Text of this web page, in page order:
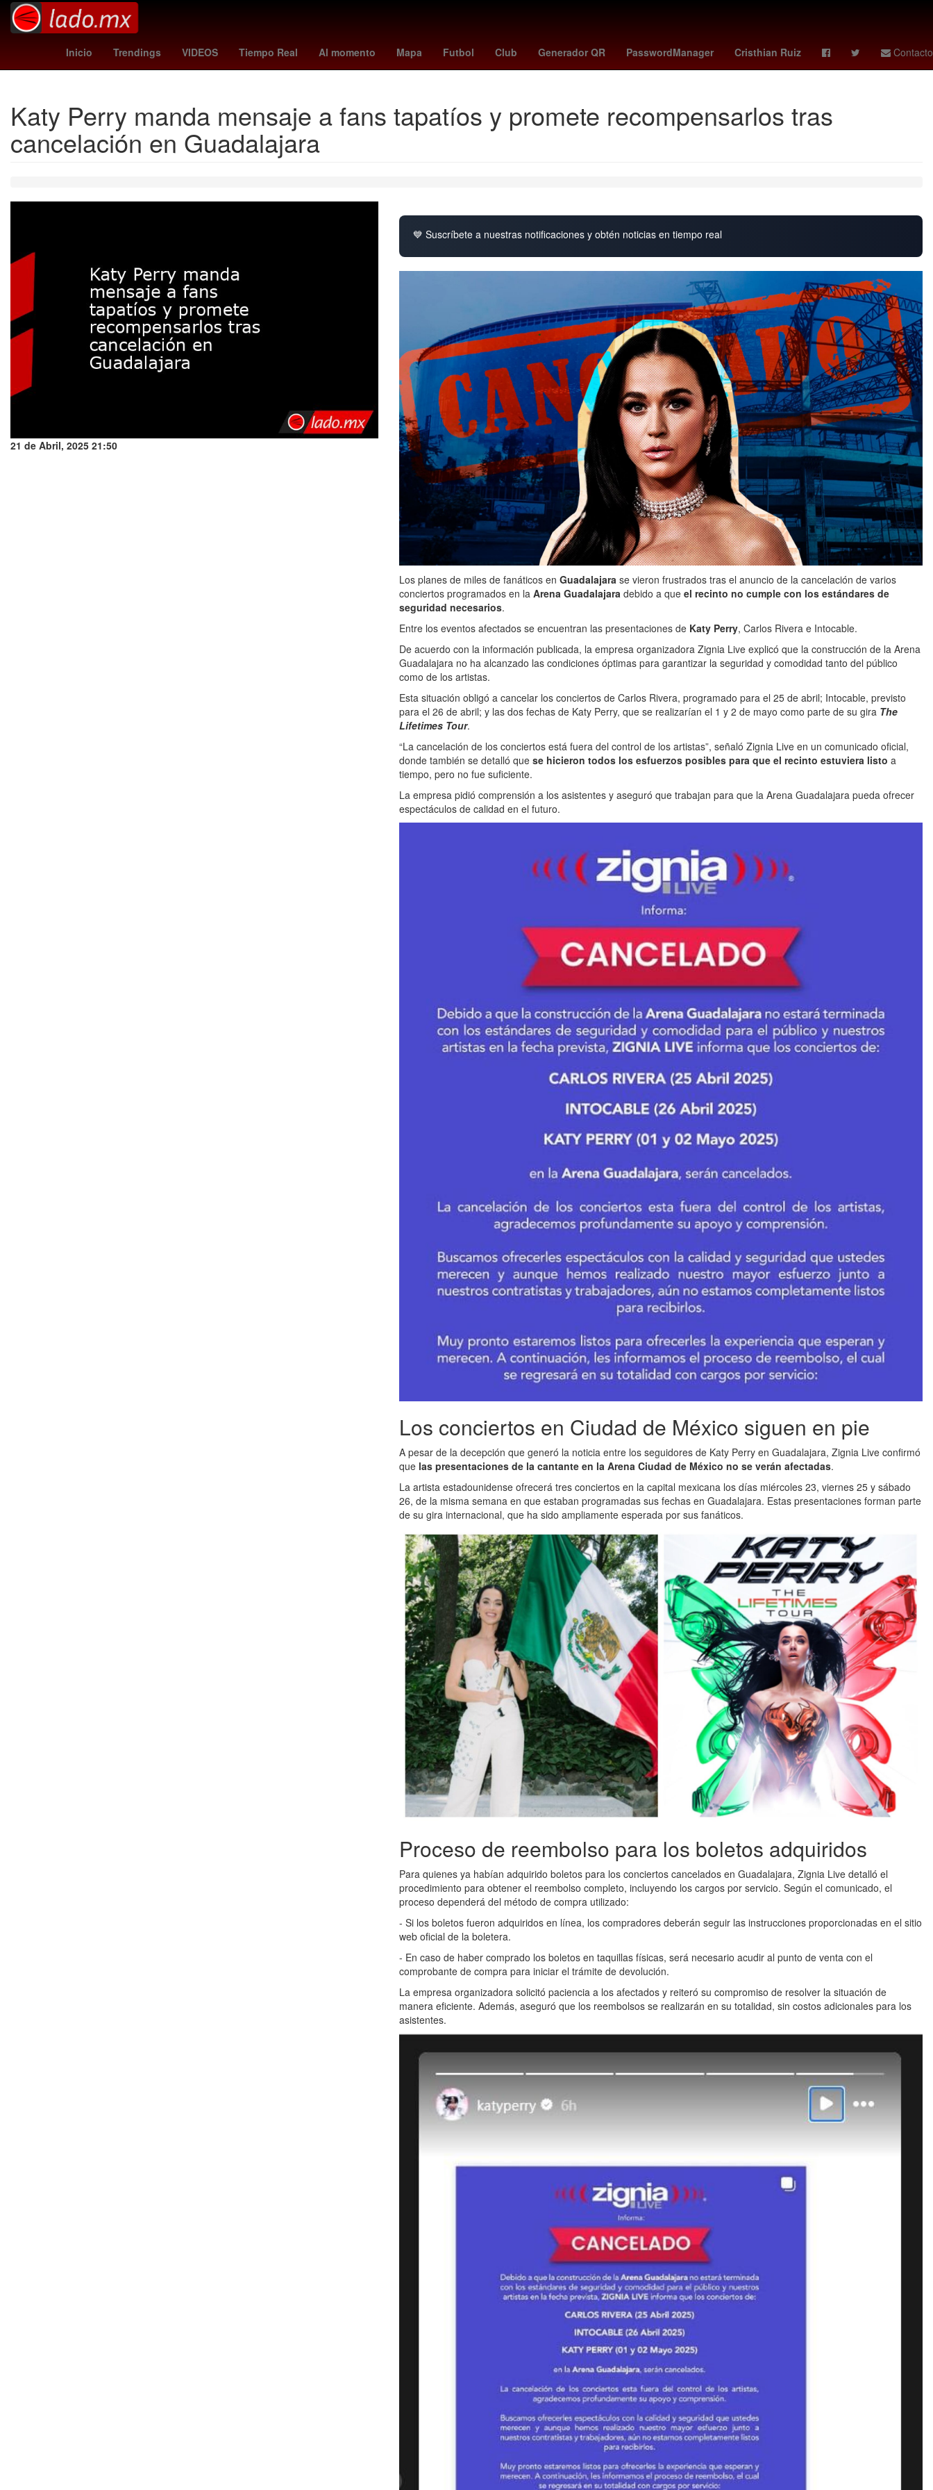
Inicio Trendings VIDEOS Tiempo Real Al momento Mapa Futbol Club Generador QR PasswordManager Cristhian Ruiz Contacto
federico viñas Licencia La mentira 27 de marzo 2024 Nueva York bouanga real cartagena - américa Rusia Lothar Matthäus
Katy Perry manda mensaje a fans tapatíos y promete recompensarlos tras
cancelación en Guadalajara
21 de Abril, 2025 21:50
💙 Suscríbete a nuestras notificaciones y obtén noticias en tiempo real
Los planes de miles de fanáticos en Guadalajara se vieron frustrados tras el anuncio de la cancelación de varios
conciertos programados en la Arena Guadalajara debido a que el recinto no cumple con los estándares de
seguridad necesarios.
Entre los eventos afectados se encuentran las presentaciones de Katy Perry, Carlos Rivera e Intocable.
De acuerdo con la información publicada, la empresa organizadora Zignia Live explicó que la construcción de la Arena
Guadalajara no ha alcanzado las condiciones óptimas para garantizar la seguridad y comodidad tanto del público
como de los artistas.
Esta situación obligó a cancelar los conciertos de Carlos Rivera, programado para el 25 de abril; Intocable, previsto
para el 26 de abril; y las dos fechas de Katy Perry, que se realizarían el 1 y 2 de mayo como parte de su gira The
Lifetimes Tour.
“La cancelación de los conciertos está fuera del control de los artistas”, señaló Zignia Live en un comunicado oficial,
donde también se detalló que se hicieron todos los esfuerzos posibles para que el recinto estuviera listo a
tiempo, pero no fue suficiente.
La empresa pidió comprensión a los asistentes y aseguró que trabajan para que la Arena Guadalajara pueda ofrecer
espectáculos de calidad en el futuro.
Los conciertos en Ciudad de México siguen en pie
A pesar de la decepción que generó la noticia entre los seguidores de Katy Perry en Guadalajara, Zignia Live confirmó
que las presentaciones de la cantante en la Arena Ciudad de México no se verán afectadas.
La artista estadounidense ofrecerá tres conciertos en la capital mexicana los días miércoles 23, viernes 25 y sábado
26, de la misma semana en que estaban programadas sus fechas en Guadalajara. Estas presentaciones forman parte
de su gira internacional, que ha sido ampliamente esperada por sus fanáticos.
Proceso de reembolso para los boletos adquiridos
Para quienes ya habían adquirido boletos para los conciertos cancelados en Guadalajara, Zignia Live detalló el
procedimiento para obtener el reembolso completo, incluyendo los cargos por servicio. Según el comunicado, el
proceso dependerá del método de compra utilizado:
- Si los boletos fueron adquiridos en línea, los compradores deberán seguir las instrucciones proporcionadas en el sitio
web oficial de la boletera.
- En caso de haber comprado los boletos en taquillas físicas, será necesario acudir al punto de venta con el
comprobante de compra para iniciar el trámite de devolución.
La empresa organizadora solicitó paciencia a los afectados y reiteró su compromiso de resolver la situación de
manera eficiente. Además, aseguró que los reembolsos se realizarán en su totalidad, sin costos adicionales para los
asistentes.